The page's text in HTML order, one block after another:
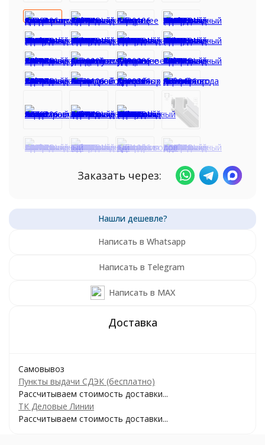
Заказать через:
Написать в Whatsapp
Написать в Telegram
Написать в MAX
Самовывоз
Пункты выдачи СДЭК (бесплатно)
Рассчитываем стоимость доставки...
ТК Деловые Линии
Рассчитываем стоимость доставки...